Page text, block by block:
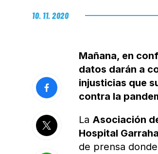
10. 11. 2020
Mañana, en
datos darán a
injusticias que
contra la
La Asociación
Hospital
de prensa